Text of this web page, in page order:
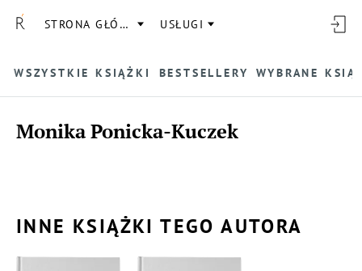
STRONA GŁÓWNA USŁUGI
WSZYSTKIE KSIĄŻKI BESTSELLERY WYBRANE
Monika Ponicka-Kuczek
INNE KSIĄŻKI TEGO AUTORA